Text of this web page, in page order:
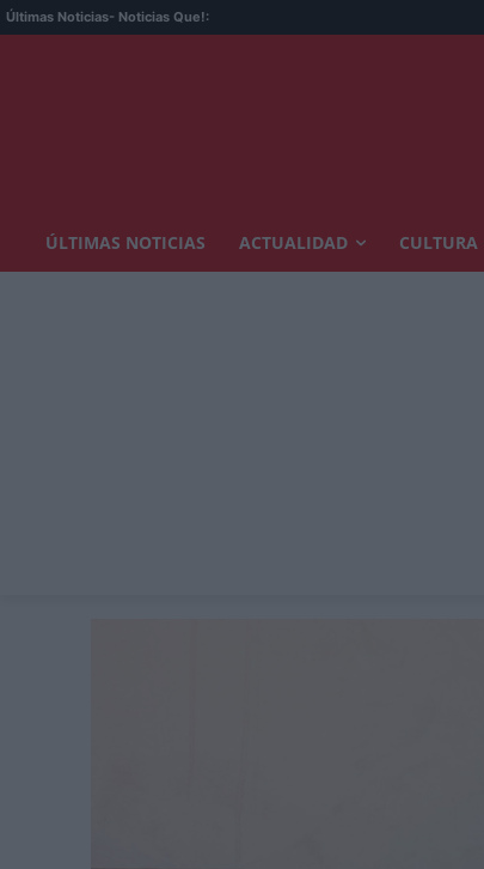
Últimas Noticias- Noticias Que!:
ÚLTIMAS NOTICIAS ACTUALIDAD CULTURA